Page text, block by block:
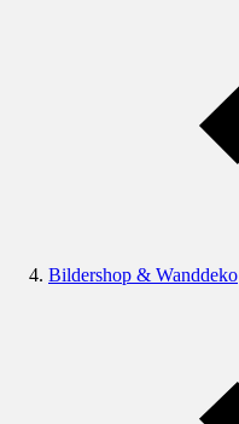
Bildershop & Wanddeko